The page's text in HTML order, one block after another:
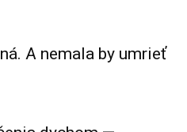
A nemala by umrieť